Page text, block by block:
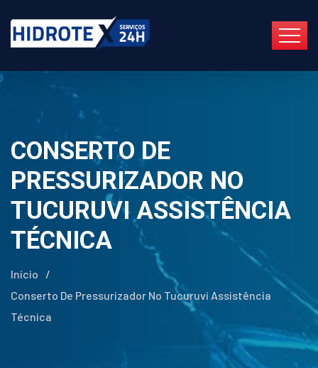
CONSERTO DE
PRESSURIZADOR NO
TUCURUVI ASSISTÊNCIA
TÉCNICA
Início
/
Conserto De Pressurizador No Tucuruvi Assistência
Técnica